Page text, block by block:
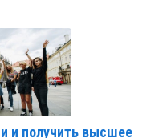
и получить высшее